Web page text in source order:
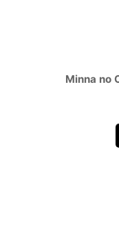
Minna no